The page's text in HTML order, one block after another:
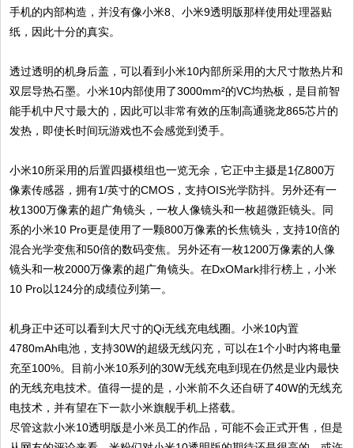
手机的内部构造，并没有像小米8、小米9透明版那样使用处理器贴
纸，因此十分的真实。
透过透明的机身后盖，可以看到小米10内部所采用的大尺寸散热片和
双层导热石墨。小米10内部使用了3000mm²的VC均热板，是目前智
能手机中尺寸最大的，因此可以非常有效的压制高通骁龙865芯片的
发热，即使长时间玩游戏也不会感觉到烫手。
小米10所采用的后置四摄模组也一览无余，它正中主摄是1亿800万
像素传感器，拥有1/英寸的CMOS，支持OIS光学防抖。另外还有一
枚1300万像素的超广角镜头，一枚人像镜头和一枚超微距镜头。同
系的小米10 Pro更是使用了一颗800万像素的长焦镜头，支持10倍的
混合光学变焦和50倍的数码变焦。另外还有一枚1200万像素的人像
镜头和一枚2000万像素的超广角镜头。在DxOMark排行榜上，小米
10 Pro以124分的成绩位列第一。
机身正中还可以看到大尺寸的Qi无线充电线圈。小米10内置
4780mAh电池，支持30W的超级无线闪充，可以在1个小时内将电量
充至100%。目前小米10系列的30W无线充电到现在仍然是业内最快
的无线充电技术。值得一提的是，小米前不久还自研了40W的无线充
电技术，并有望在下一款小米旗舰手机上搭载。
尽管这款小米10透明版是小米员工的作品，可能不会正式开售，但是